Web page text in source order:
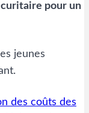
pour un
jeunes
des coûts des